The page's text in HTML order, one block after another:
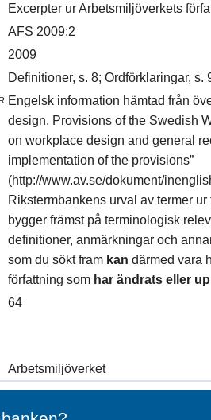
Excerpter ur Arbetsmiljöverkets
AFS 2009:2
2009
Definitioner, s. 8; Ordförklaringar, s.
Engelsk information hämtad från
design. Provisions of the Swedish
on workplace design and general
implementation of the provisions”
(http://www.av.se/dokument/
Rikstermbankens urval av termer
bygger främst på terminologisk
definitioner, anmärkningar och
som du sökt fram kan därmed vara
författning som har ändrats eller
64
Arbetsmiljöverket